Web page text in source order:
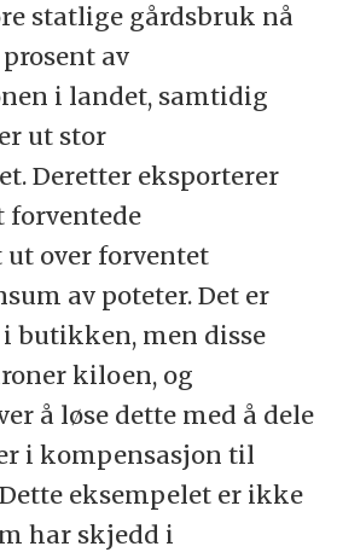
statlige gårdsbruk nå
av
i landet, samtidig
ut stor
Deretter eksporterer
forventede
ut over forventet
av poteter. Det er
butikken, men disse
kiloen, og
å løse dette med å dele
i kompensasjon til
eksempelet er ikke
har skjedd i